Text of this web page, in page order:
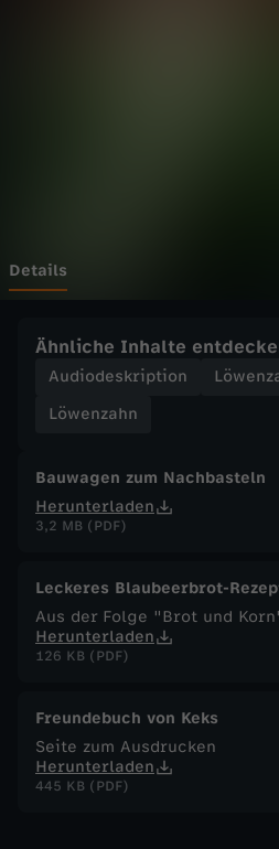
F
i
z
F
u
c
s
Details
Ähnliche Inhalte
Audiodeskription
Löwenzahn
Bauwagen zum Nachbasteln
Herunterladen
3,2 MB (PDF)
Leckeres Blaubeerbrot-
Aus der Folge "Brot und
Herunterladen
126 KB (PDF)
Freundebuch von Keks
Seite zum Ausdrucken
Herunterladen
445 KB (PDF)